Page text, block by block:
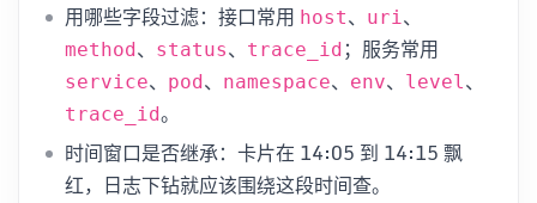
用哪些字段过滤：接口常用 host、 uri、
method、 status、 trace_id ；服务常用
service、 pod、 namespace、 env、 level、
trace_id。
时间窗口是否继承：卡片在 14:05 到 14:15 飘
红，日志下钻就应该围绕这段时间查。